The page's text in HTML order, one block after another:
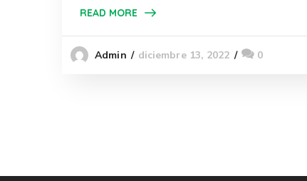
READ MORE
Admin diciembre 13, 2022 0